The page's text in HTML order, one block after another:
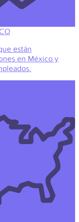
están
en México y